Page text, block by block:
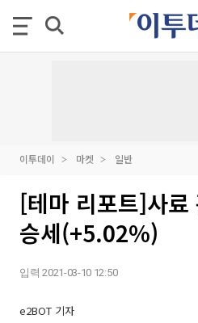
이투데이 마켓 일반
[테마 리포트]사료
승세(+5.02%)
입력 2021-03-10 12:50
e2BOT 기자